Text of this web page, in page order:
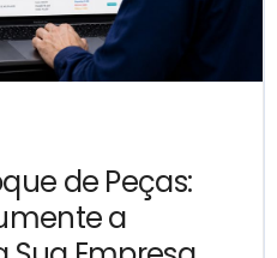
de Peças:
a